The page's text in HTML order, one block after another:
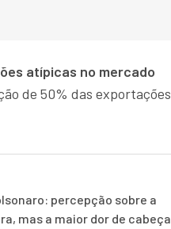
atípicas no mercado
de 50% das exportações
percepção sobre a
mas a maior dor de cabeça